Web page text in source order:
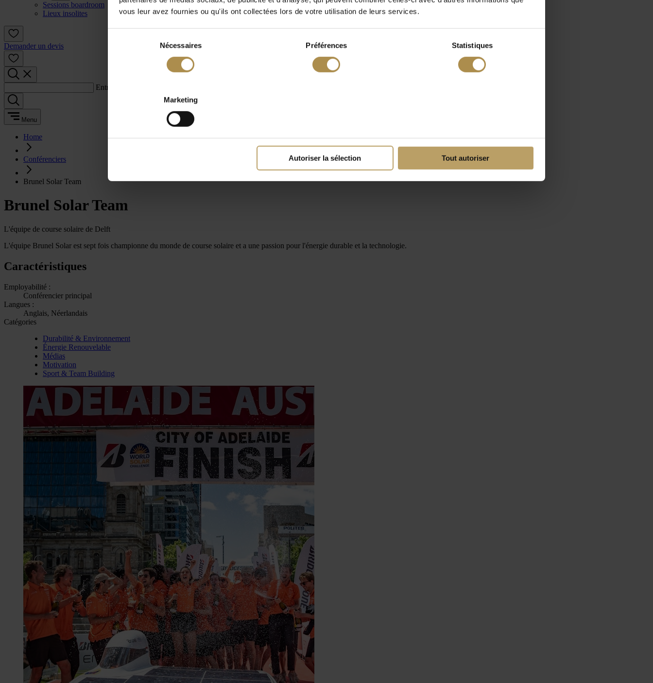
vous leur avez fournies ou qu'ils ont collectées lors de votre utilisation de leurs services.
Nécessaires Préférences Statistiques
Marketing
Autoriser la sélection Tout autoriser
Sessions boardroom
Lieux insolites
Demander un devis
Entrez un terme de recherche :
Menu
Home
Conférenciers
Brunel Solar Team
Brunel Solar Team
L'équipe de course solaire de Delft
L'équipe Brunel Solar est sept fois championne du monde de course solaire et a une passion pour l'énergie durable et la technologie.
Caractéristiques
Employabilité :
Conférencier principal
Langues :
Anglais, Néerlandais
Catégories
Durabilité & Environnement
Énergie Renouvelable
Médias
Motivation
Sport & Team Building